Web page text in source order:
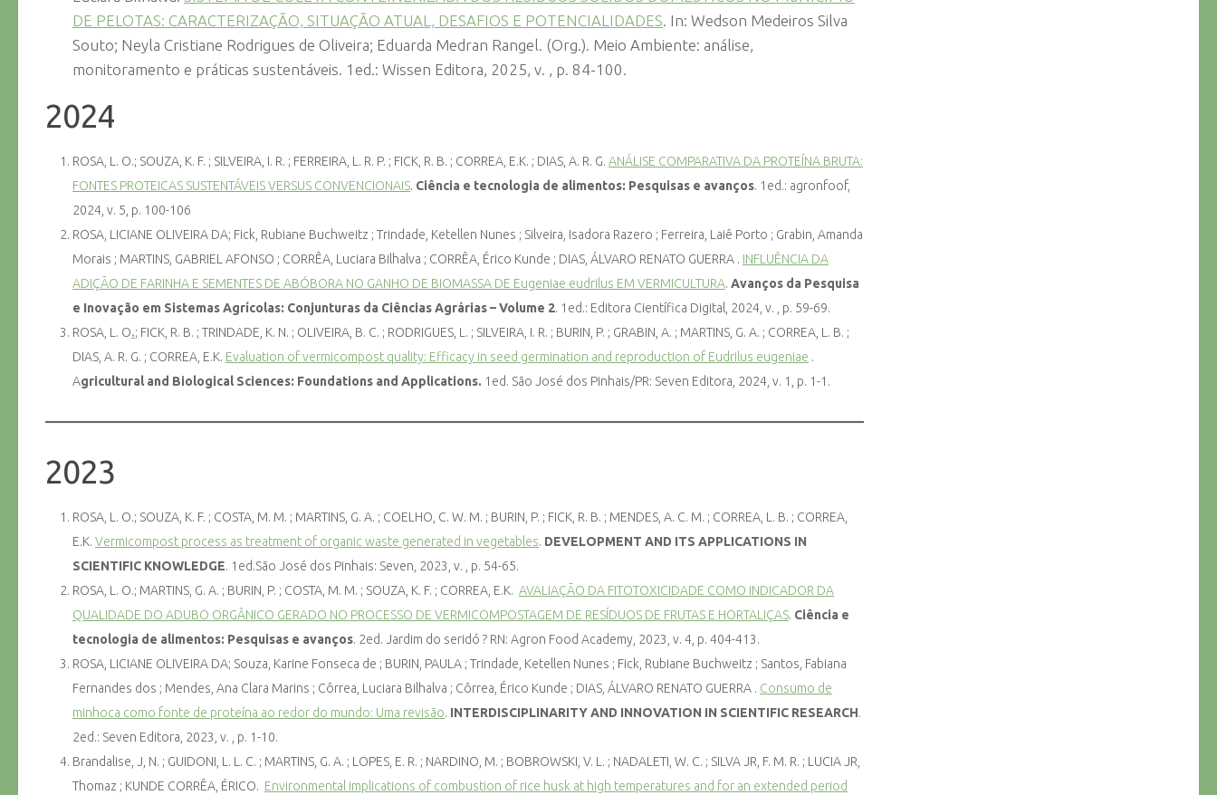
DE PELOTAS: CARACTERIZAÇÃO, SITUAÇÃO ATUAL, DESAFIOS E POTENCIALIDADES. In: Wedson Medeiros Silva
Souto; Neyla Cristiane Rodrigues de Oliveira; Eduarda Medran Rangel. (Org.). Meio Ambiente: análise,
monitoramento e práticas sustentáveis. 1ed.: Wissen Editora, 2025, v. , p. 84-100.
2024
ROSA, L. O.; SOUZA, K. F. ; SILVEIRA, I. R. ; FERREIRA, L. R. P. ; FICK, R. B. ; CORREA, E.K. ; DIAS, A. R. G. ANÁLISE COMPARATIVA DA PROTEÍNA BRUTA:
FONTES PROTEICAS SUSTENTÁVEIS VERSUS CONVENCIONAIS. Ciência e tecnologia de alimentos: Pesquisas e avanços. 1ed.: agronfoof,
2024, v. 5, p. 100-106
ROSA, LICIANE OLIVEIRA DA; Fick, Rubiane Buchweitz ; Trindade, Ketellen Nunes ; Silveira, Isadora Razero ; Ferreira, Laiê Porto ; Grabin, Amanda
Morais ; MARTINS, GABRIEL AFONSO ; CORRÊA, Luciara Bilhalva ; CORRÊA, Érico Kunde ; DIAS, ÁLVARO RENATO GUERRA . INFLUÊNCIA DA
ADIÇÃO DE FARINHA E SEMENTES DE ABÓBORA NO GANHO DE BIOMASSA DE Eugeniae eudrilus EM VERMICULTURA. Avanços da Pesquisa
e Inovação em Sistemas Agrícolas: Conjunturas da Ciências Agrárias – Volume 2. 1ed.: Editora Científica Digital, 2024, v. , p. 59-69.
ROSA, L. O.; FICK, R. B. ; TRINDADE, K. N. ; OLIVEIRA, B. C. ; RODRIGUES, L. ; SILVEIRA, I. R. ; BURIN, P. ; GRABIN, A. ; MARTINS, G. A. ; CORREA, L. B. ;
DIAS, A. R. G. ; CORREA, E.K. Evaluation of vermicompost quality: Efficacy in seed germination and reproduction of Eudrilus eugeniae .
Agricultural and Biological Sciences: Foundations and Applications. 1ed. São José dos Pinhais/PR: Seven Editora, 2024, v. 1, p. 1-1.
2023
ROSA, L. O.; SOUZA, K. F. ; COSTA, M. M. ; MARTINS, G. A. ; COELHO, C. W. M. ; BURIN, P. ; FICK, R. B. ; MENDES, A. C. M. ; CORREA, L. B. ; CORREA,
E.K. Vermicompost process as treatment of organic waste generated in vegetables. DEVELOPMENT AND ITS APPLICATIONS IN
SCIENTIFIC KNOWLEDGE. 1ed.São José dos Pinhais: Seven, 2023, v. , p. 54-65.
ROSA, L. O.; MARTINS, G. A. ; BURIN, P. ; COSTA, M. M. ; SOUZA, K. F. ; CORREA, E.K. AVALIAÇÃO DA FITOTOXICIDADE COMO INDICADOR DA
QUALIDADE DO ADUBO ORGÂNICO GERADO NO PROCESSO DE VERMICOMPOSTAGEM DE RESÍDUOS DE FRUTAS E HORTALIÇAS. Ciência e
tecnologia de alimentos: Pesquisas e avanços. 2ed. Jardim do seridó ? RN: Agron Food Academy, 2023, v. 4, p. 404-413.
ROSA, LICIANE OLIVEIRA DA; Souza, Karine Fonseca de ; BURIN, PAULA ; Trindade, Ketellen Nunes ; Fick, Rubiane Buchweitz ; Santos, Fabiana
Fernandes dos ; Mendes, Ana Clara Marins ; Côrrea, Luciara Bilhalva ; Côrrea, Érico Kunde ; DIAS, ÁLVARO RENATO GUERRA . Consumo de
minhoca como fonte de proteína ao redor do mundo: Uma revisão. INTERDISCIPLINARITY AND INNOVATION IN SCIENTIFIC RESEARCH.
2ed.: Seven Editora, 2023, v. , p. 1-10.
Brandalise, J, N. ; GUIDONI, L. L. C. ; MARTINS, G. A. ; LOPES, E. R. ; NARDINO, M. ; BOBROWSKI, V. L. ; NADALETI, W. C. ; SILVA JR, F. M. R. ; LUCIA JR,
Thomaz ; KUNDE CORRÊA, ÉRICO. Environmental implications of combustion of rice husk at high temperatures and for an extended period